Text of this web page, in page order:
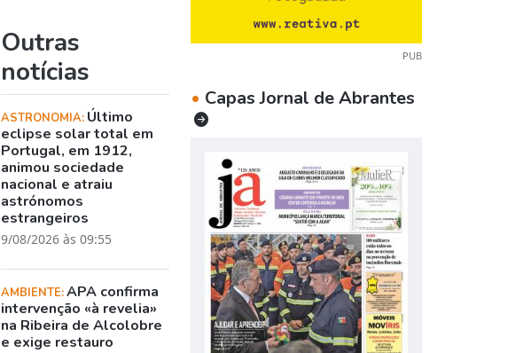
Outras
notícias
ASTRONOMIA: Último
eclipse solar total em
Portugal, em 1912,
animou sociedade
nacional e atraiu
astrónomos
estrangeiros
9/08/2026 às 09:55
AMBIENTE:APA confirma
intervenção «à revelia»
na Ribeira de Alcolobre
e exige restauro
PUB
• Capas Jornal de Abrantes